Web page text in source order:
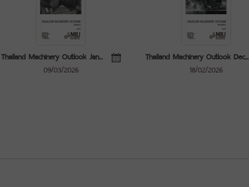
Thailand Machinery Outlook Jan...
09/03/2026
Thailand Machinery Outlook Dec...
18/02/2026